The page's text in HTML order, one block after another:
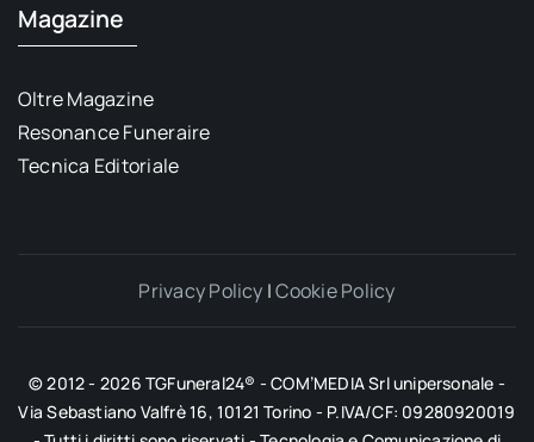
Magazine
Oltre Magazine
Resonance Funeraire
Tecnica Editoriale
Privacy Policy |Cookie Policy
© 2012 - 2026 TGFuneral24® - COM’MEDIA Srl unipersonale -
Via Sebastiano Valfrè 16, 10121 Torino - P.IVA/CF: 09280920019